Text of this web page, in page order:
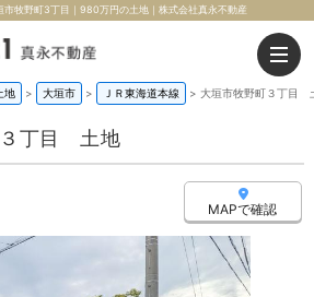
牧野町3丁目｜980万円の土地｜株式会社真永不動産
地 > 大垣市 > ＪＲ東海道本線 > 大垣市牧野町３丁目
３丁目 土地
MAPで確認